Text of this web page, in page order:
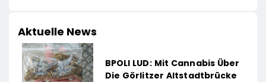
Aktuelle News
BPOLI LUD: Mit Cannabis Über
Die Görlitzer Altstadtbrücke